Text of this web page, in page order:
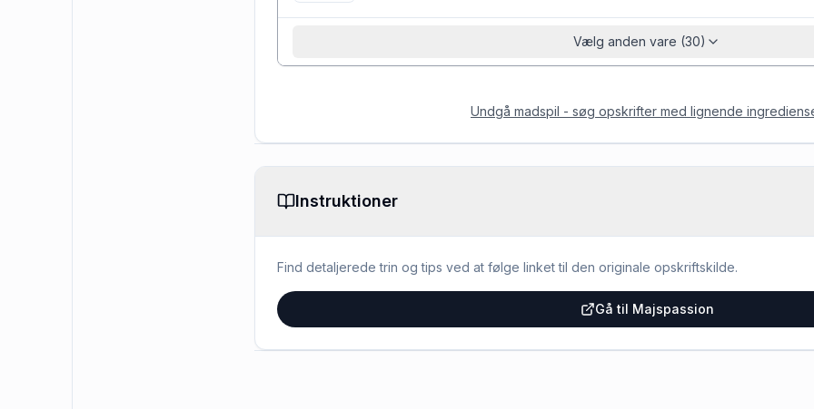
Vælg anden vare (30)
Undgå madspil - søg opskrifter med lignende
Instruktioner
Find detaljerede trin og tips ved at følge linket til den originale opskriftskilde.
Gå til Majspassion